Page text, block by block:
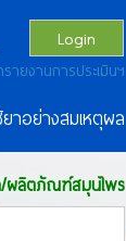
Login
ายงานการประเมินฯ
ยาอย่างสมเหตุผล
/ผลิตภัณฑ์สมุนไพร